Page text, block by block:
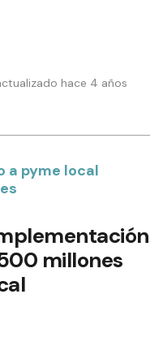
hace 4 años
a pyme local
millones